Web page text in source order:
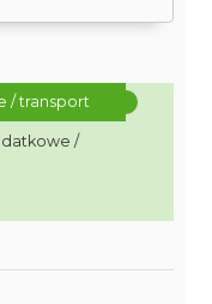
/ transport
/